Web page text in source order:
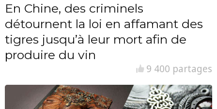
En Chine, des criminels
détournent la loi en affamant des
tigres jusqu’à leur mort afin de
produire du vin
9 400 partages